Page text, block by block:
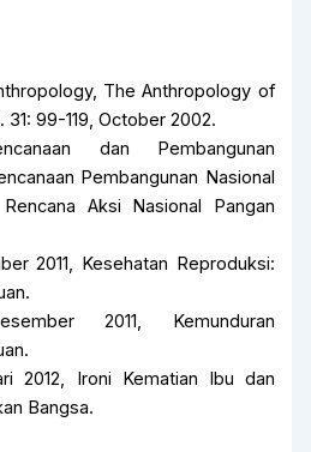
The Anthropology of
31: 99-119, October 2002.
dan Pembangunan
Pembangunan Nasional
Rencana Aksi Nasional Pangan
2011, Kesehatan Reproduksi:
2011, Kemunduran
2012, Ironi Kematian Ibu dan
Bangsa.